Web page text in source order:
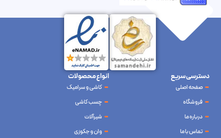
دسترسی سریع
صفحه اصلی
فروشگاه
درباره ما
تماس با ما
انواع محصولات
کاشی و سرامیک
چسب کاشی
شیرآلات
وان و جکوزی